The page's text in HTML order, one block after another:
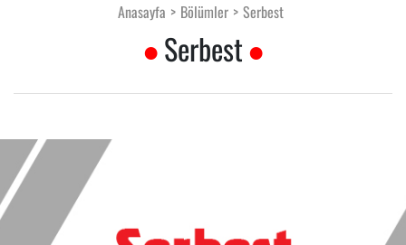
Anasayfa Bölümler Serbest
Serbest